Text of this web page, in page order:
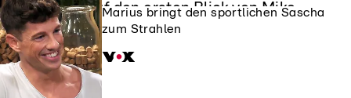
Siggi ist auf den ersten Blick von Mike
geflasht
Marius bringt den sportlichen Sascha
zum Strahlen